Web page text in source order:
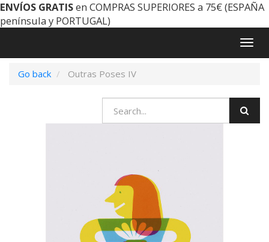
ENVÍOS GRATISen COMPRAS SUPERIORES a 75€ (ESPAÑA
península y PORTUGAL)
Go back
Outras Poses IV